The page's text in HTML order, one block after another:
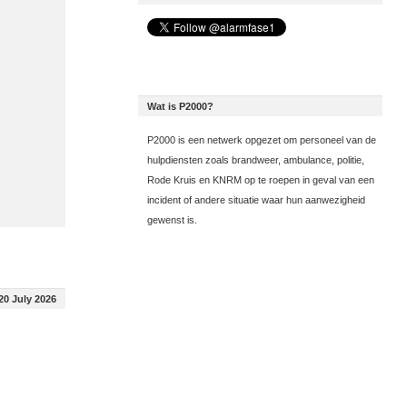
July 2026
Wat is P2000?
P2000 is een netwerk opgezet om personeel van de
hulpdiensten zoals brandweer, ambulance, politie,
Rode Kruis en KNRM op te roepen in geval van een
incident of andere situatie waar hun aanwezigheid
gewenst is.